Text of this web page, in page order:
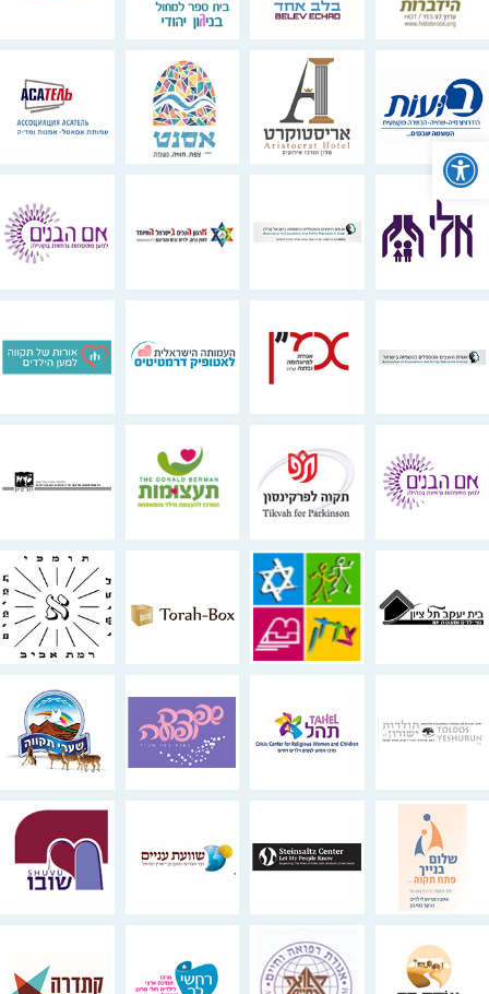
פתח סרגל נגישות